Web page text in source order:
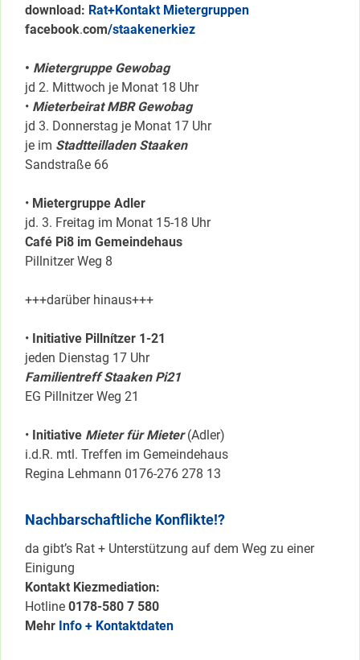
download: Rat+Kontakt Mietergruppen
facebook.com/staakenerkiez
• Mietergruppe Gewobag
jd 2. Mittwoch je Monat 18 Uhr
• Mieterbeirat MBR Gewobag
jd 3. Donnerstag je Monat 17 Uhr
je im Stadtteilladen Staaken
Sandstraße 66
• Mietergruppe Adler
jd. 3. Freitag im Monat 15-18 Uhr
Café Pi8 im Gemeindehaus
Pillnitzer Weg 8
+++darüber hinaus+++
• Initiative Pillnítzer 1-21
jeden Dienstag 17 Uhr
Familientreff Staaken Pi21
EG Pillnitzer Weg 21
• Initiative Mieter für Mieter(Adler)
i.d.R. mtl. Treffen im Gemeindehaus
Regina Lehmann 0176-276 278 13
Nachbarschaftliche Konflikte!?
da gibt’s Rat + Unterstützung auf dem Weg zu einer
Einigung
Kontakt Kiezmediation:
Hotline 0178-580 7 580
Mehr Info + Kontaktdaten